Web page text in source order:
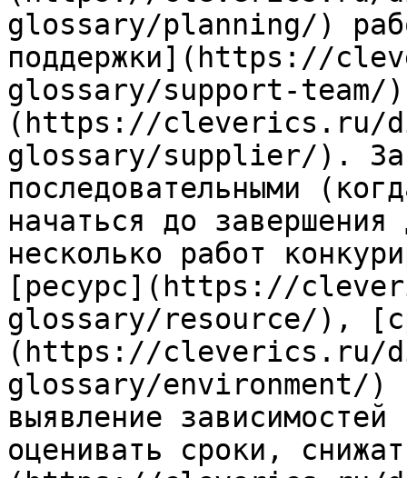
glossary/planning/)
поддержки](https://
glossary/support-team/)
(https://cleverics.ru/
glossary/supplier/).
последовательными
начаться до
несколько работ
[ресурс](https://
glossary/resource/),
(https://cleverics.ru/
glossary/environment/)
выявление
оценивать сроки,